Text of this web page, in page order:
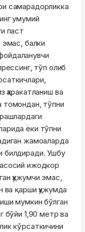
самарадорликка
умумий
паст
эмас, балки
тўп олиб
ҳаракатланиш ва
томондан, тўпни
ёки тўпни
жамоаларда
билдиради. Ушбу
ижодкор
ҳужумчи эмас,
ва қарши ҳужумда
мумкин бўлган
бўйи 1,90 метр ва
кўрсаткичини